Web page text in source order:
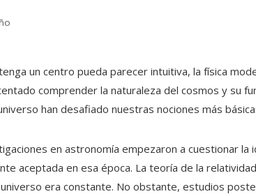
un centro pueda parecer intuitiva, la física
comprender la naturaleza del cosmos y su
han desafiado nuestras nociones más
en astronomía empezaron a cuestionar la
aceptada en esa época. La teoría de la
era constante. No obstante, estudios